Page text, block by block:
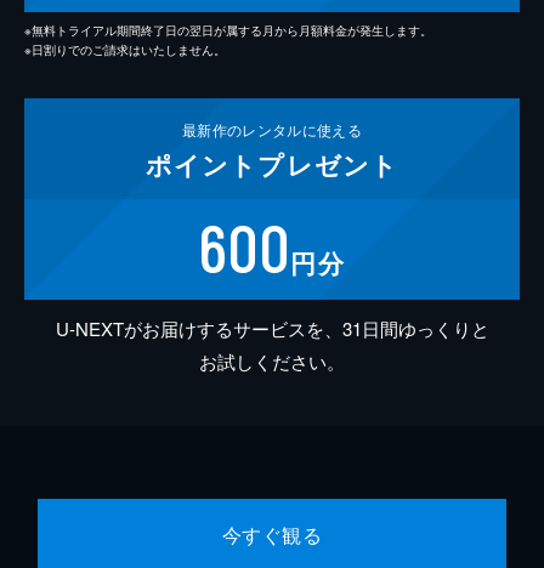
※無料トライアル期間終了日の翌日が属する月から月額料金が発生します。
※日割りでのご請求はいたしません。
最新作のレンタルに使える
ポイント プレゼント
600円分
U-NEXTがお届けするサービスを、31日間ゆっくりと
お試しください。
今すぐ観る